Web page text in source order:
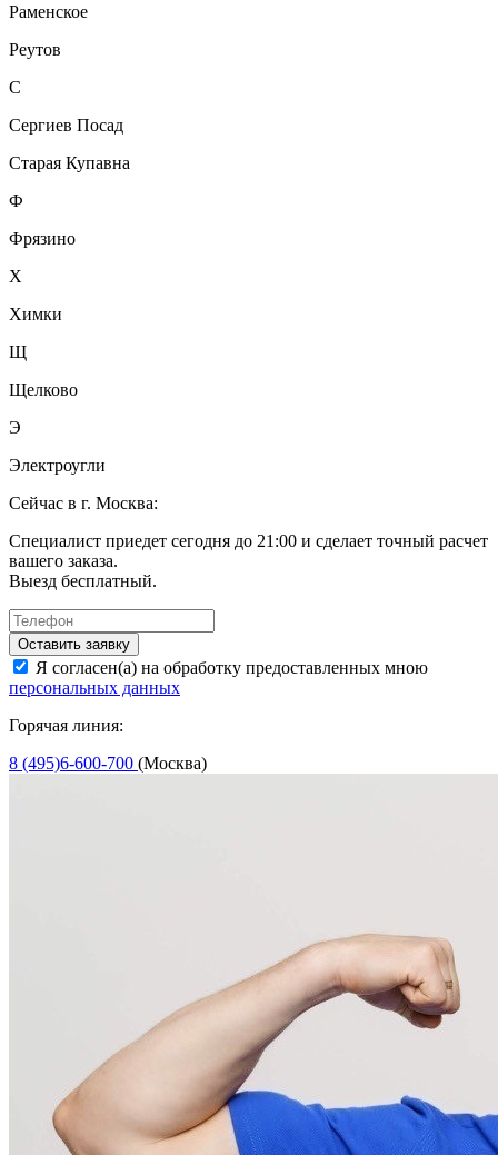
Раменское
Реутов
С
Сергиев Посад
Старая Купавна
Ф
Фрязино
Х
Химки
Щ
Щелково
Э
Электроугли
Сейчас в г. Москва:
Специалист приедет сегодня до 21:00 и сделает точный расчет
вашего заказа.
Выезд бесплатный.
Оставить заявку
Я согласен(а) на обработку предоставленных мною
персональных данных
Горячая линия:
8 (495)6-600-700 (Москва)